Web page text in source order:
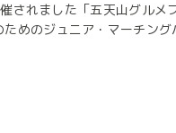
れました「五天山グルメ
めのジュニア・マーチング